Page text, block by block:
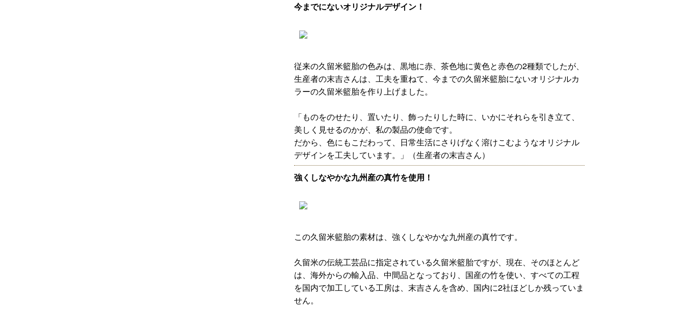
今までにないオリジナルデザイン！
従来の久留米籃胎の色みは、黒地に赤、茶色地に黄色と赤色の2種類でしたが、
生産者の末吉さんは、工夫を重ねて、今までの久留米籃胎にないオリジナルカ
ラーの久留米籃胎を作り上げました。
「ものをのせたり、置いたり、飾ったりした時に、いかにそれらを引き立て、
美しく見せるのかが、私の製品の使命です。
だから、色にもこだわって、日常生活にさりげなく溶けこむようなオリジナル
デザインを工夫しています。」（生産者の末吉さん）
強くしなやかな九州産の真竹を使用！
この久留米籃胎の素材は、強くしなやかな九州産の真竹です。
久留米の伝統工芸品に指定されている久留米籃胎ですが、現在、そのほとんど
は、海外からの輸入品、中間品となっており、国産の竹を使い、すべての工程
を国内で加工している工房は、末吉さんを含め、国内に2社ほどしか残っていま
せん。